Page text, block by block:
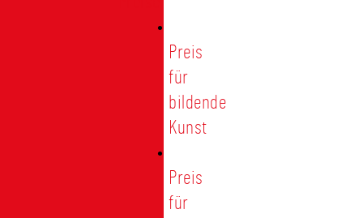
Preis
für
bildende
Kunst
Preis
für